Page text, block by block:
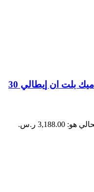
سطح حث حراري كهربائي سيراميك بلت ان إيطالي 30
3,188.00 ر.س.